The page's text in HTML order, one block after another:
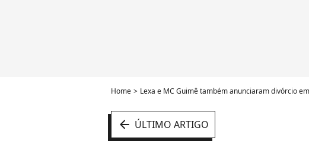
Home Lexa e MC Guimê também anunciaram divórcio
arrow_left ÚLTIMO ARTIGO